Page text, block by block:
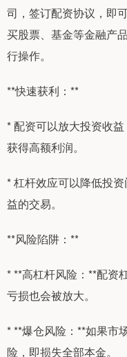
司，签订配资协议，即
买股票、基金等金融产
行操作。
**快速获利：**
* 配资可以放大投资收
获得高额利润。
* 杠杆效应可以降低投
益的交易。
**风险陷阱：**
* **高杠杆风险：**配资
亏损也会被放大。
* **爆仓风险：**如果市
险，即损失全部本金。